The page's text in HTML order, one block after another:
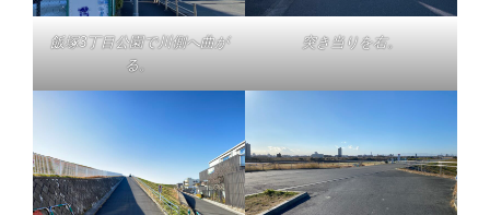
飯塚3丁目公園で川側へ曲が
る。
突き当りを右。